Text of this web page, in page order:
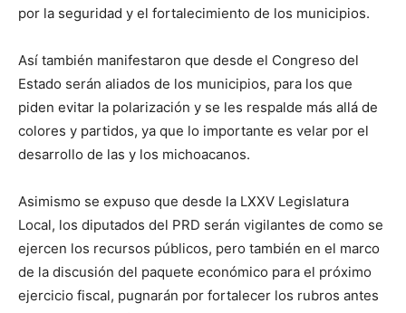
por la seguridad y el fortalecimiento de los municipios.
Así también manifestaron que desde el Congreso del
Estado serán aliados de los municipios, para los que
piden evitar la polarización y se les respalde más allá de
colores y partidos, ya que lo importante es velar por el
desarrollo de las y los michoacanos.
Asimismo se expuso que desde la LXXV Legislatura
Local, los diputados del PRD serán vigilantes de como se
ejercen los recursos públicos, pero también en el marco
de la discusión del paquete económico para el próximo
ejercicio fiscal, pugnarán por fortalecer los rubros antes